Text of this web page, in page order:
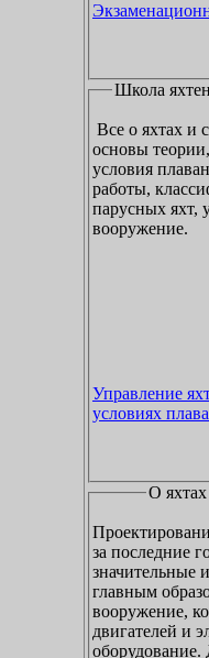
Школа
Все о яхтах и судовождении,
основы
условия плавания,
работы,
парусных яхт,
вооружение.
Управление яхтами в различных
условиях
О яхтах
Проектирование и постройка
за последние
значительные
главным
вооружение,
двигателей и электротехническое
оборудование.